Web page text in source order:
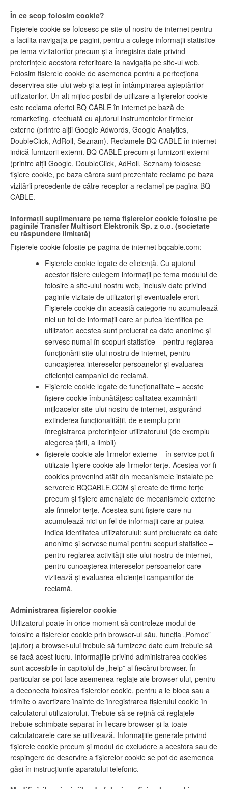
În ce scop folosim cookie?
Fișierele cookie se folosesc pe site-ul nostru de internet pentru
a facilita navigația pe pagini, pentru a culege informații statistice
pe tema vizitatorilor precum și a înregistra date privind
preferințele acestora referitoare la navigația pe site-ul web.
Folosim fișierele cookie de asemenea pentru a perfecționa
deservirea site-ului web și a ieși în întâmpinarea așteptărilor
utilizatorilor. Un alt mijloc posibil de utilizare a fișierelor cookie
este reclama ofertei BQ CABLE în internet pe bază de
remarketing, efectuată cu ajutorul instrumentelor firmelor
externe (printre alții Google Adwords, Google Analytics,
DoubleClick, AdRoll, Seznam). Reclamele BQ CABLE în internet
indică furnizorii externi. BQ CABLE precum și furnizorii externi
(printre alții Google, DoubleClick, AdRoll, Seznam) folosesc
fișiere cookie, pe baza cărora sunt prezentate reclame pe baza
vizitării precedente de către receptor a reclamei pe pagina BQ
CABLE.
Informații suplimentare pe tema fișierelor cookie folosite pe
paginile Transfer Multisort Elektronik Sp. z o.o. (societate
cu răspundere limitată)
Fișierele cookie folosite pe pagina de internet bqcable.com:
Fișierele cookie legate de eficiență. Cu ajutorul
acestor fișiere culegem informații pe tema modului de
folosire a site-ului nostru web, inclusiv date privind
paginile vizitate de utilizatori și eventualele erori.
Fișierele cookie din această categorie nu acumulează
nici un fel de informații care ar putea identifica pe
utilizator: acestea sunt prelucrat ca date anonime și
servesc numai în scopuri statistice – pentru reglarea
funcționării site-ului nostru de internet, pentru
cunoașterea intereselor persoanelor și evaluarea
eficienței campaniei de reclamă.
Fișierele cookie legate de funcționalitate – aceste
fișiere cookie îmbunătățesc calitatea examinării
mijloacelor site-ului nostru de internet, asigurând
extinderea funcționalității, de exemplu prin
înregistrarea preferințelor utilizatorului (de exemplu
alegerea țării, a limbii)
fișierele cookie ale firmelor externe – în service pot fi
utilizate fișiere cookie ale firmelor terțe. Acestea vor fi
cookies provenind atât din mecanismele instalate pe
serverele BQCABLE.COM și create de firme terțe
precum și fișiere amenajate de mecanismele externe
ale firmelor terțe. Acestea sunt fișiere care nu
acumulează nici un fel de informații care ar putea
indica identitatea utilizatorului: sunt prelucrate ca date
anonime și servesc numai pentru scopuri statistice –
pentru reglarea activității site-ului nostru de internet,
pentru cunoașterea intereselor persoanelor care
vizitează și evaluarea eficienței campaniilor de
reclamă.
Administrarea fișierelor cookie
Utilizatorul poate în orice moment să controleze modul de
folosire a fișierelor cookie prin browser-ul său, funcția „Pomoc”
(ajutor) a browser-ului trebuie să furnizeze date cum trebuie să
se facă acest lucru. Informațiile privind administrarea cookies
sunt accesibile în capitolul de „help” al fiecărui browser. În
particular se pot face asemenea reglaje ale browser-ului, pentru
a deconecta folosirea fișierelor cookie, pentru a le bloca sau a
trimite o avertizare înainte de înregistrarea fișierului cookie în
calculatorul utilizatorului. Trebuie să se rețină că reglajele
trebuie schimbate separat în fiecare browser și la toate
calculatoarele care se utilizează. Informațiile generale privind
fișierele cookie precum și modul de excludere a acestora sau de
respingere de deservire a fișierelor cookie se pot de asemenea
găsi în instrucțiunile aparatului telefonic.